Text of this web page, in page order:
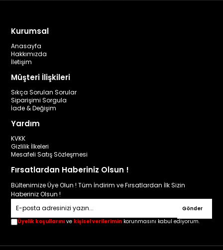
Kurumsal
Anasayfa
Hakkımızda
İletişim
Müşteri İlişkileri
Sıkça Sorulan Sorular
Siparişimi Sorgula
İade & Değişim
Yardım
KVKK
Gizlilik İlkeleri
Mesafeli Satış Sözleşmesi
Fırsatlardan Haberiniz Olsun !
Bültenimize Üye Olun ! Tüm İndirim ve Fırsatlardan İlk Sizin
Haberiniz Olsun !
Gönder
Üyelik koşullarını ve kişisel verilerimin korunmasını kabul ediyorum.